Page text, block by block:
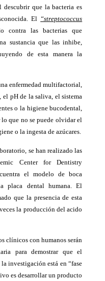
que la bacteria es
El “streptococcus
contra las bacterias que
sustancia que las inhibe,
de esta manera la
enfermedad multifactorial,
pH de la saliva, el sistema
o la higiene bucodental,
lo que no se puede olvidar el
o la ingesta de azúcares.
se han realizado las
Center for Dentistry
el modelo de boca
placa dental humana. El
que la presencia de esta
la producción del acido
clínicos con humanos serán
para demostrar que el
investigación está en “fase
es desarrollar un producto